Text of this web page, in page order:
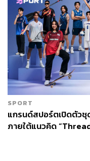
ดังนั้นนับจากวันนี้ไปยัง
ขายจะปิดตัวลงในวัน
เหลืออยู่
เพราะในอดีตดอร์ทมุ
สมาน เดมเบเล ที่ซอร์
ยาวนานถึงปี 2021 แล
แต่อีก 2 เดือนต่อมา ดอ
ด้วยค่าตัวเป็นสถิติของ
อย่างไรก็ดี หากจะให้
จะขึ้นอยู่กับความร่วม
SPORT
แกรนด์สปอร์ตเปิดตัวชุ
ภายใต้แนวคิด